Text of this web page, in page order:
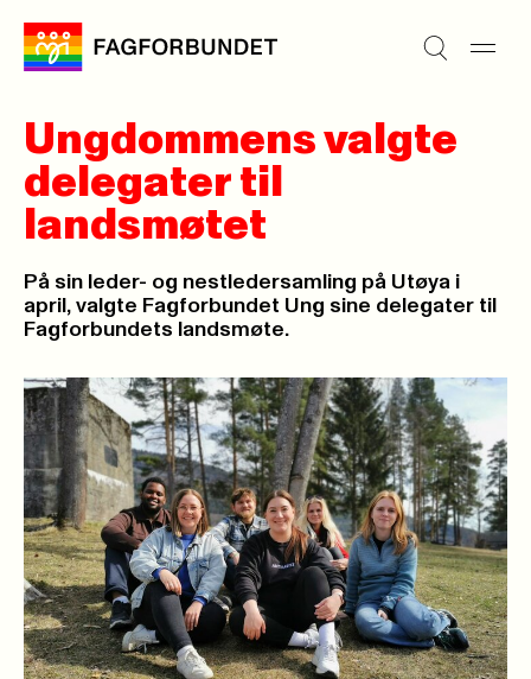
Ungdommens valgte
delegater til
landsmøtet
På sin leder- og nestledersamling på Utøya i
april, valgte Fagforbundet Ung sine delegater til
Fagforbundets landsmøte.